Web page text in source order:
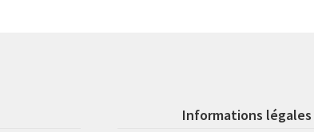
Informations légales